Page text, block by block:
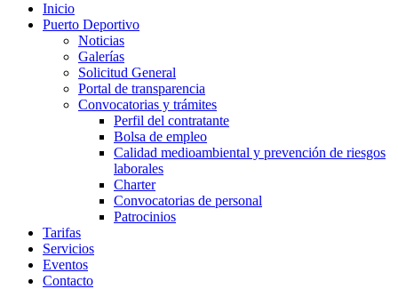
Inicio
Puerto Deportivo
Noticias
Galerías
Solicitud General
Portal de transparencia
Convocatorias y trámites
Perfil del contratante
Bolsa de empleo
Calidad medioambiental y prevención de riesgos
laborales
Charter
Convocatorias de personal
Patrocinios
Tarifas
Servicios
Eventos
Contacto